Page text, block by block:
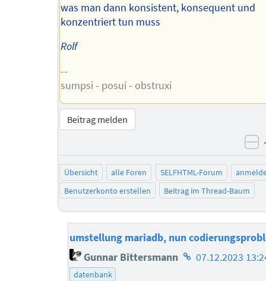
was man dann konsistent, konsequent und
konzentriert tun muss
Rolf
--
sumpsi - posui - obstruxi
Beitrag melden
Übersicht alle Foren SELFHTML-Forum
Benutzerkonto erstellen
Beitrag im Thread-Baum
umstellung mariadb, nun
Gunnar Bittersmann Homepage
07.12.2023
datenbank